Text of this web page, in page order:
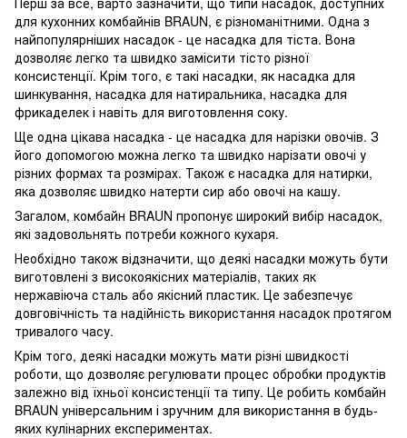
для кухонних комбайнів BRAUN, є різноманітними. Одна з
найпопулярніших насадок - це насадка для тіста. Вона
дозволяє легко та швидко замісити тісто різної
консистенції. Крім того, є такі насадки, як насадка для
шинкування, насадка для натиральника, насадка для
фрикаделек і навіть для виготовлення соку.
Ще одна цікава насадка - це насадка для нарізки овочів. З
його допомогою можна легко та швидко нарізати овочі у
різних формах та розмірах. Також є насадка для натирки,
яка дозволяє швидко натерти сир або овочі на кашу.
Загалом, комбайн BRAUN пропонує широкий вибір насадок,
які задовольнять потреби кожного кухаря.
Необхідно також відзначити, що деякі насадки можуть бути
виготовлені з високоякісних матеріалів, таких як
нержавіюча сталь або якісний пластик. Це забезпечує
довговічність та надійність використання насадок протягом
тривалого часу.
Крім того, деякі насадки можуть мати різні швидкості
роботи, що дозволяє регулювати процес обробки продуктів
залежно від їхньої консистенції та типу. Це робить комбайн
BRAUN універсальним і зручним для використання в будь-
яких кулінарних експериментах.